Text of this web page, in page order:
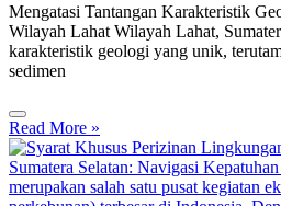
Mengatasi Tantangan Karakteristik
Wilayah Lahat Wilayah Lahat,
karakteristik geologi yang unik,
sedimen
Read More »